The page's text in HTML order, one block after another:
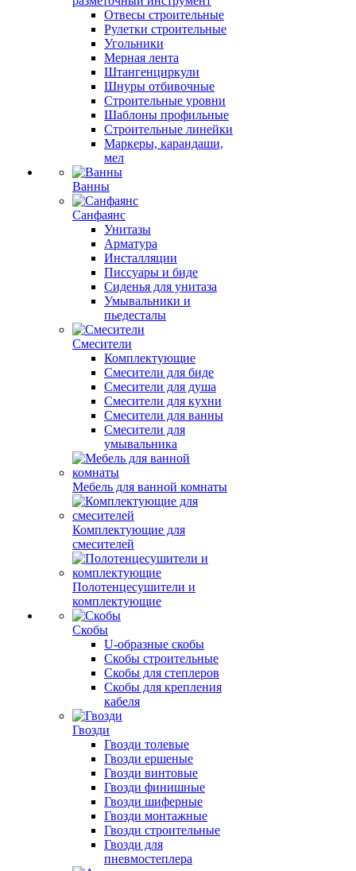
Отвесы строительные
Рулетки строительные
Угольники
Мерная лента
Штангенциркули
Шнуры отбивочные
Строительные уровни
Шаблоны профильные
Строительные линейки
Маркеры, карандаши,
мел
Ванны
Санфаянс
Унитазы
Арматура
Инсталляции
Писсуары и биде
Сиденья для унитаза
Умывальники и
пьедесталы
Смесители
Комплектующие
Смесители для биде
Смесители для душа
Смесители для кухни
Смесители для ванны
Смесители для
умывальника
Мебель для ванной комнаты
Комплектующие для
смесителей
Полотенцесушители и
комплектующие
Скобы
U-образные скобы
Скобы строительные
Скобы для степлеров
Скобы для крепления
кабеля
Гвозди
Гвозди толевые
Гвозди ершеные
Гвозди винтовые
Гвозди финишные
Гвозди шиферные
Гвозди монтажные
Гвозди строительные
Гвозди для
пневмостеплера